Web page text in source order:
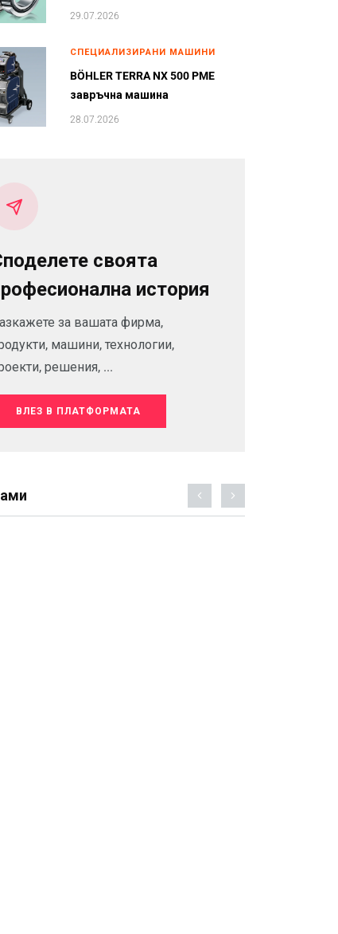
29.07.2026
СПЕЦИАЛИЗИРАНИ МАШИНИ
BÖHLER TERRA NX 500 PME
завръчна машина
28.07.2026
своята
история
за вашата фирма,
машини, технологии,
решения, ...
ВЛЕЗ В ПЛАТФОРМАТА